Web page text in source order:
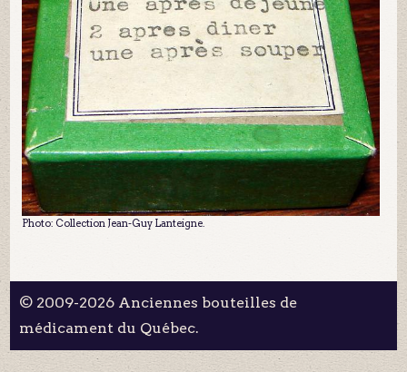
Photo: Collection Jean-Guy Lanteigne.
© 2009-2026 Anciennes bouteilles de
médicament du Québec.